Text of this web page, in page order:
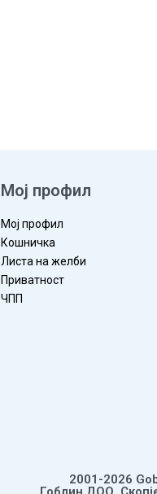
Мој профил
Мој профил
Кошничка
Листа на желби
Приватност
ЧПП
2001-2026